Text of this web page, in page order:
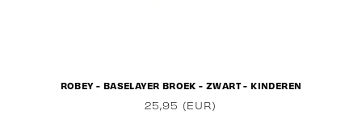
ROBEY - BASELAYER BROEK - ZWART - KINDEREN
25,95 (EUR)